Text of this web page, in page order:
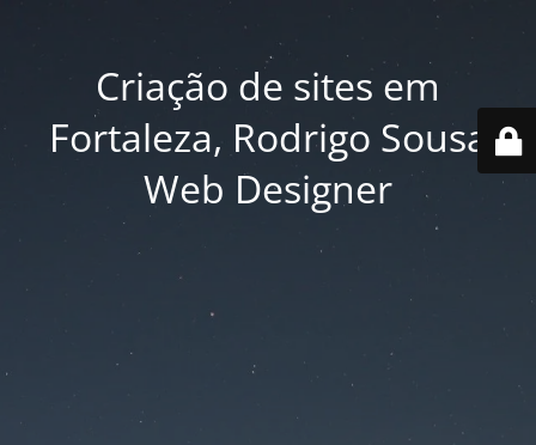
Criação de sites em
Fortaleza, Rodrigo Sousa
Web Designer